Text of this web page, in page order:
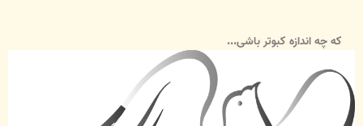
که چه اندازه کبوتر باشی...